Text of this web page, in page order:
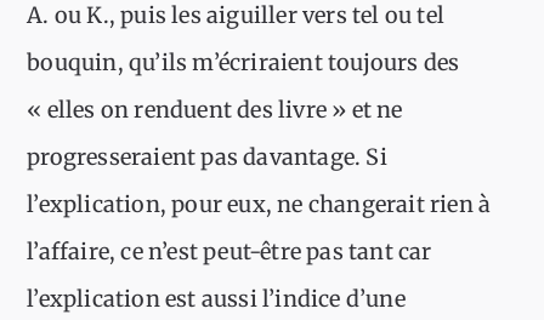
A. ou K., puis les aiguiller vers tel ou tel
bouquin, qu’ils m’écriraient toujours des
« elles on renduent des livre » et ne
progresseraient pas davantage. Si
l’explication, pour eux, ne changerait rien à
l’affaire, ce n’est peut-être pas tant car
l’explication est aussi l’indice d’une